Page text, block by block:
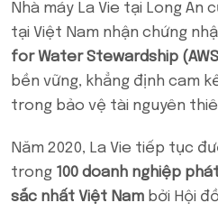
Nhà máy La Vie tại Long An
tại Việt Nam nhận chứng
for Water Stewardship
bền vững, khẳng định cam
trong bảo vệ tài nguyên
Năm 2020, La Vie tiếp tục
trong 100 doanh nghiệp
sắc nhất Việt Nam bởi Hội